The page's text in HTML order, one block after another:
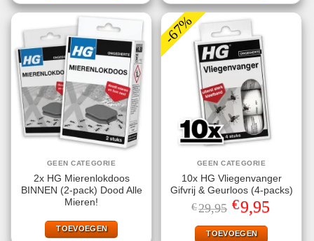
GEEN CATEGORIE
2x HG Mierenlokdoos
BINNEN (2-pack) Dood Alle
Mieren!
TOEVOEGEN
-67%
GEEN CATEGORIE
10x HG Vliegenvanger
Gifvrij & Geurloos (4-packs)
€29,95 Oorspronkelijke
prijs
was:
€29,95.
€9,95prijs
TOEVOEGEN